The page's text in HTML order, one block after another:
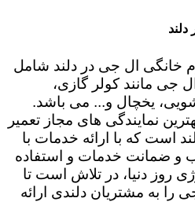
خانگی ال جی در دلند شامل
جی مانند کولر گازی،
یخچال و... می باشد.
نمایندگی های مجاز تعمیر
است که با ارائه خدمات با
و ضمانت خدمات و استفاده
روز دنیا، در تلاش است تا
را به مشتریان دلندی ارائه